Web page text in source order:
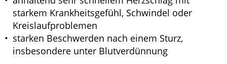
starkem Krankheitsgefühl, Schwindel oder
Kreislaufproblemen
starken Beschwerden nach einem Sturz,
insbesondere unter Blutverdünnung